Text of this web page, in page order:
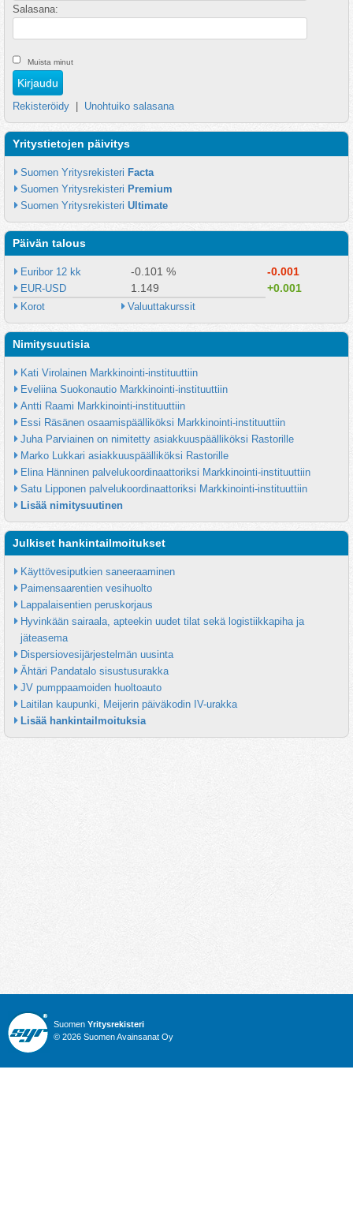
Salasana:
Muista minut
Rekisteröidy Unohtuiko salasana
Yritystietojen päivitys
Suomen Yritysrekisteri Facta
Suomen Yritysrekisteri Premium
Suomen Yritysrekisteri Ultimate
Päivän talous
Euribor 12 kk -0.101 % -0.001
EUR-USD 1.149 +0.001
Korot Valuuttakurssit
Nimitysuutisia
Kati Virolainen Markkinointi-instituuttiin
Eveliina Suokonautio Markkinointi-instituuttiin
Antti Raami Markkinointi-instituuttiin
Essi Räsänen osaamispäälliköksi Markkinointi-instituuttiin
Juha Parviainen on nimitetty asiakkuuspäälliköksi Rastorille
Marko Lukkari asiakkuuspäälliköksi Rastorille
Elina Hänninen palvelukoordinaattoriksi Markkinointi-instituuttiin
Satu Lipponen palvelukoordinaattoriksi Markkinointi-instituuttiin
Lisää nimitysuutinen
Julkiset hankintailmoitukset
Käyttövesiputkien saneeraaminen
Paimensaarentien vesihuolto
Lappalaisentien peruskorjaus
Hyvinkään sairaala, apteekin uudet tilat sekä logistiikkapiha ja
jäteasema
Dispersiovesijärjestelmän uusinta
Ähtäri Pandatalo sisustusurakka
JV pumppaamoiden huoltoauto
Laitilan kaupunki, Meijerin päiväkodin IV-urakka
Lisää hankintailmoituksia
Suomen Yritysrekisteri
© 2026 Suomen Avainsanat Oy